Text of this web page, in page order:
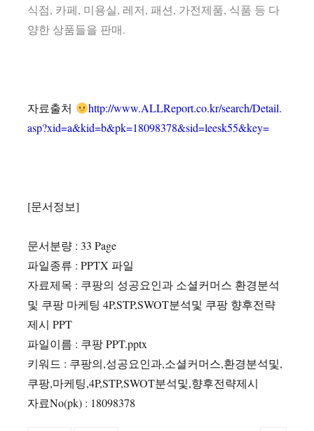
식점, 카페, 미용실, 레저, 패션, 가전제품, 식품 등 다
양한 상품들을 판매.
자료출처
http://www.ALLReport.co.kr/search/Detail.
asp?xid=a&kid=b&pk=18098378&sid=leesk55&key=
[문서정보]
문서분량 : 33 Page
파일종류 : PPTX 파일
자료제목 : 쿠팡의 성공요인과 소셜커머스 환경분석
및 쿠팡 마케팅 4P,STP,SWOT분석및 쿠팡 향후전략
제시 PPT
파일이름 : 쿠팡 PPT.pptx
키워드 : 쿠팡의,성공요인과,소셜커머스,환경분석및,
쿠팡,마케팅,4P,STP,SWOT분석및,향후전략제시
자료No(pk) : 18098378